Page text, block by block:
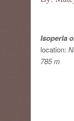
Isoperla
location:
785 m